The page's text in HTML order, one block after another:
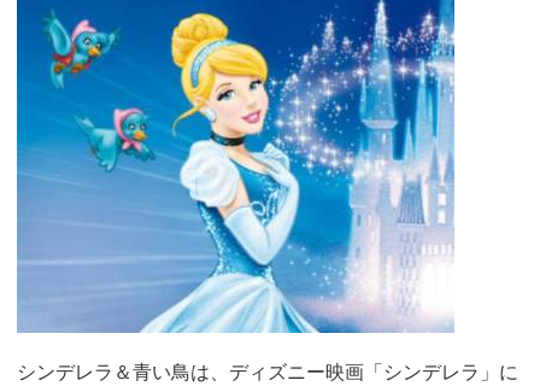
シンデレラ＆青い鳥は、ディズニー映画「シンデレラ」に